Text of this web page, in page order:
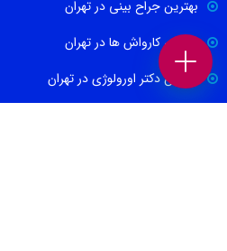
بهترین جراح بینی در تهران
بهترین کارواش ها در تهران
بهترین دکتر اورولوژی در تهران